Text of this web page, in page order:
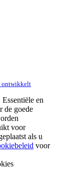
ontwikkelt
en
de goede
voor
als u
voor